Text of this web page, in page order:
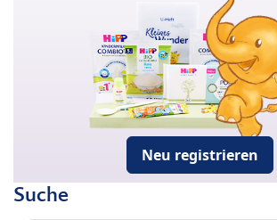
Neu registrieren
Suche